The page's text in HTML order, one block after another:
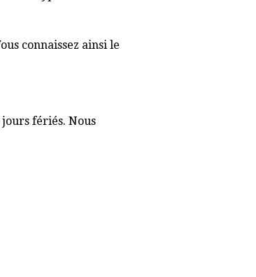
connaissez ainsi le
fériés. Nous